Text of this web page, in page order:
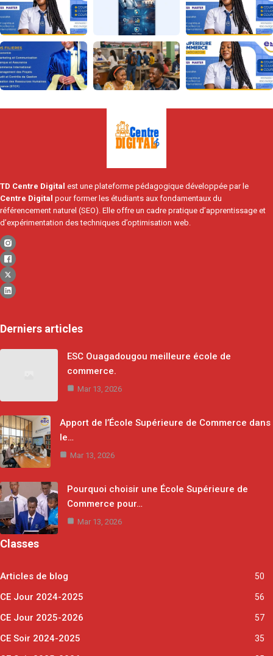
TD Centre Digital est une plateforme pédagogique développée par le
Centre Digital pour former les étudiants aux fondamentaux du
référencement naturel (SEO). Elle offre un cadre pratique d’apprentissage et
d’expérimentation des techniques d’optimisation web.
Derniers articles
ESC Ouagadougou meilleure école de
commerce.
Mar 13, 2026
Apport de l’École Supérieure de Commerce dans
le…
Mar 13, 2026
Pourquoi choisir une École Supérieure de
Commerce pour…
Mar 13, 2026
Classes
Articles de blog 50
CE Jour 2024-2025 56
CE Jour 2025-2026 57
CE Soir 2024-2025 35